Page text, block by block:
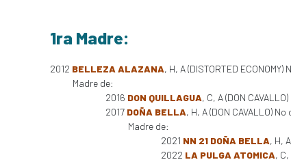
1ra Madre:
2012 BELLEZA ALAZANA, H, A (DISTORTED ECONOMY)
Madre de:
2016 DON QUILLAGUA, C, A (DON
2017 DOÑA BELLA, H, A (DON CAVALLO)
Madre de:
2021 NN 21 DOÑA BELLA, H,
2022 LA PULGA ATOMICA,